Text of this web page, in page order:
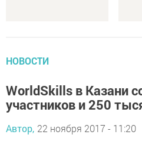
НОВОСТИ
WorldSkills в Казани
участников и 250
Автор, 22 ноября 2017 - 11:20